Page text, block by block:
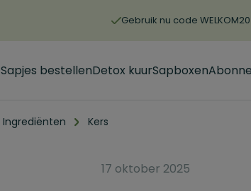
Gebruik nu code
Sapjes bestellenDetox kuurSapboxen
Ingrediënten Kers
17 oktober 2025